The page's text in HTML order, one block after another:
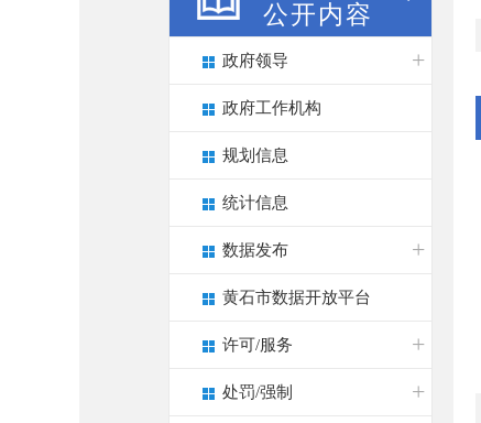
公开内容
政府领导
政府工作机构
规划信息
统计信息
数据发布
黄石市数据开放平台
许可/服务
处罚/强制